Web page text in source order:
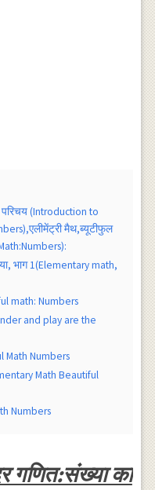
परिचय (Introduction to
मैथ,ब्यूटीफुल
भाग 1(Elementary math,
math: Numbers
and play are the
Math Numbers
Math Beautiful
Numbers
गणित:संख्या का